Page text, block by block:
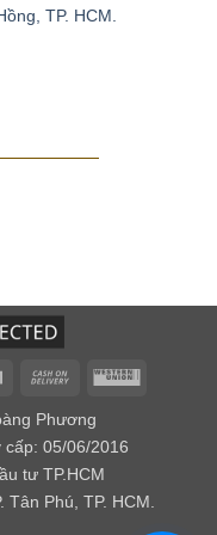
cơn đau đầu do
lên trán. Ngoài
hồi tuần hoàn máu,
nghĩa là không say.
đá quý này để giải
Nếu bạn bỏ viên đá
kỳ diệu sẽ xảy ra đó
cho nguồn nước.
ta cho rằng thạch
được cảm xúc, xoa
nghĩa tốt lành.
lại cho rằng đây là
TP. HCM.
Atm
Cash
Delivery
Western
Phương
cấp: 05/06/2016
tư TP.HCM
Phú, TP. HCM.